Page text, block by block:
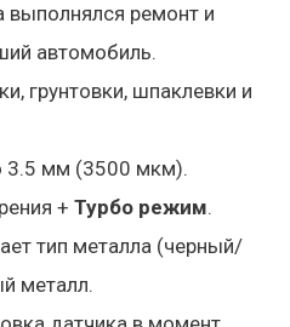
выполнялся ремонт и
автомобиль.
грунтовки, шпаклевки и
3.5 мм (3500 мкм).
+ Турбо режим.
тип металла (черный/
металл.